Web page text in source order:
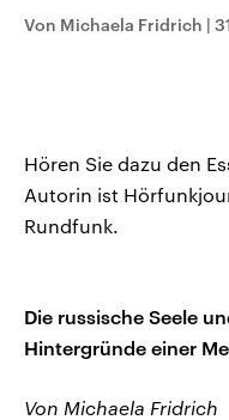
Von Michaela Fridrich |
Hören Sie dazu den
Autorin ist
Rundfunk.
Die russische Seele
Hintergründe einer
Von Michaela Fridrich